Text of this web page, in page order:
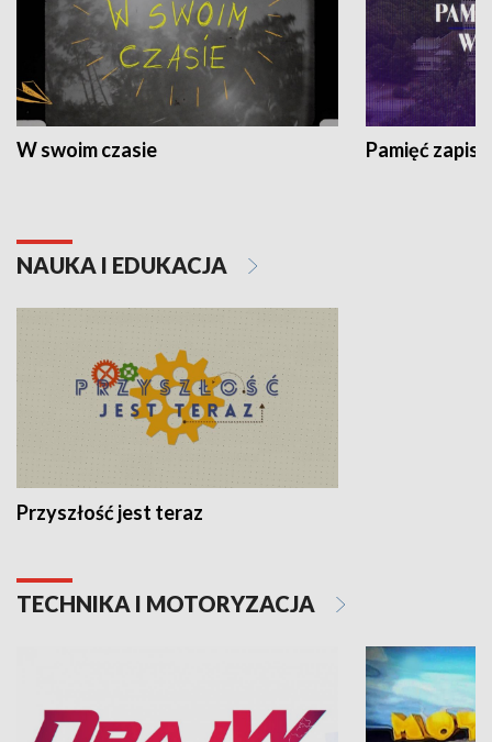
W swoim czasie Pamięć
NAUKA I EDUKACJA
Przyszłość jest teraz
TECHNIKA I MOTORYZACJA